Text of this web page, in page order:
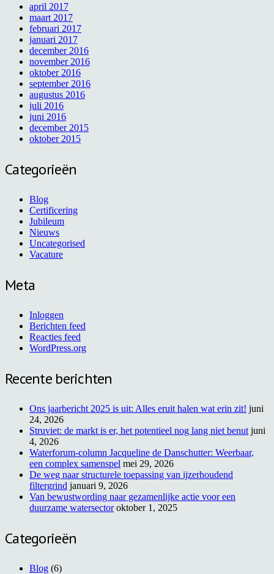
april 2017
maart 2017
februari 2017
januari 2017
december 2016
november 2016
oktober 2016
september 2016
augustus 2016
juli 2016
juni 2016
december 2015
oktober 2015
Categorieën
Blog
Certificering
Jubileum
Nieuws
Uncategorised
Vacature
Meta
Inloggen
Berichten feed
Reacties feed
WordPress.org
Recente berichten
Ons jaarbericht 2025 is uit: Alles eruit halen wat erin zit! juni
24, 2026
Struviet: de markt is er, het potentieel nog lang niet benut juni
4, 2026
Waterforum-column Jacqueline de Danschutter: Weerbaar,
een complex samenspel mei 29, 2026
De weg naar structurele toepassing van ijzerhoudend
filtergrind januari 9, 2026
Van bewustwording naar gezamenlijke actie voor een
duurzame watersector oktober 1, 2025
Categorieën
Blog (6)